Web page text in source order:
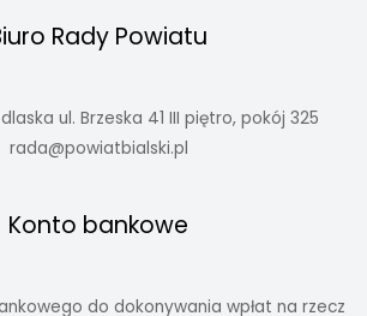
Rady Powiatu
ul. Brzeska 41 III piętro, pokój 325
rada@powiatbialski.pl
Konto bankowe
do dokonywania wpłat na rzecz